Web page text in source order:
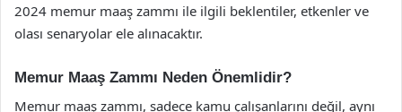
2024 memur maaş zammı ile ilgili beklentiler, etkenler ve
olası senaryolar ele alınacaktır.
Memur Maaş Zammı Neden Önemlidir?
Memur maaş zammı, sadece kamu çalışanlarını değil, aynı